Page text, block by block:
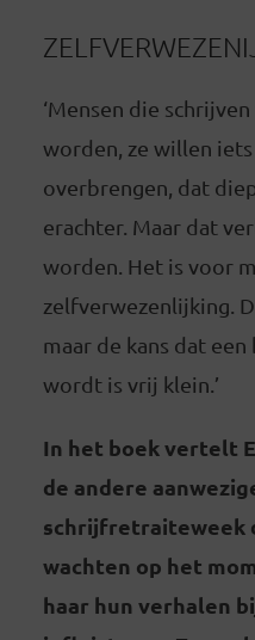
‘Mensen die
worden, ze willen iets
overbrengen, dat
erachter. Maar dat
worden. Het is voor
zelfverwezenlijking.
maar de kans dat
wordt is vrij klein.’
In het boek vertelt
de andere
schrijfretraiteweek
wachten op het
haar hun verhalen